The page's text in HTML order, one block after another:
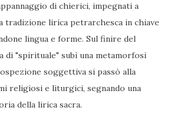
di chierici, impegnati a
tradizione lirica petrarchesca in chiave
lingua e forme. Sul finire del
di "spirituale" subì una metamorfosi
soggettiva si passò alla
religiosi e liturgici, segnando una
della lirica sacra.